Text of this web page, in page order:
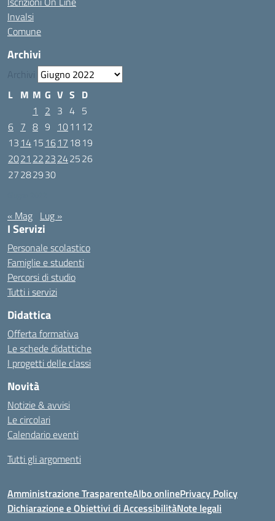
Invalsi
Comune
Archivi
Archivi
L M M G V S D
1
2 3 4 5
6 7 8 9 1011 12
13 1415 1617 1819
2021 2223242526
27282930
« Mag Lug »
I Servizi
Personale scolastico
Famiglie e studenti
Percorsi di studio
Tutti i servizi
Didattica
Offerta formativa
Le schede didattiche
I progetti delle classi
Novità
Notizie & avvisi
Le circolari
Calendario eventi
Tutti gli argomenti
Amministrazione TrasparenteAlbo onlinePrivacy Policy
Dichiarazione e Obiettivi di AccessibilitàNote legali